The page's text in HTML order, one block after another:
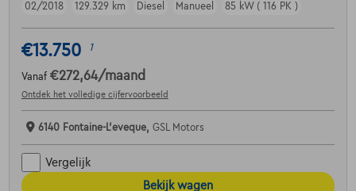
02/2018
129.329 km Diesel Manueel 85 kW ( 116 PK )
€13.750 1
Vanaf €272,64/maand
Ontdek het volledige cijfervoorbeeld
6140 Fontaine-L'eveque, GSL Motors
Vergelijk
Bekijk wagen